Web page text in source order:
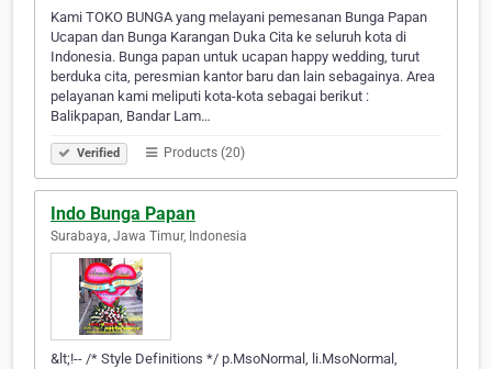
Kami TOKO BUNGA yang melayani pemesanan Bunga Papan
Ucapan dan Bunga Karangan Duka Cita ke seluruh kota di
Indonesia. Bunga papan untuk ucapan happy wedding, turut
berduka cita, peresmian kantor baru dan lain sebagainya. Area
pelayanan kami meliputi kota-kota sebagai berikut :
Balikpapan, Bandar Lam…
Verified Products (20)
Indo Bunga Papan
Surabaya, Jawa Timur, Indonesia
&lt;!-- /* Style Definitions */ p.MsoNormal, li.MsoNormal,